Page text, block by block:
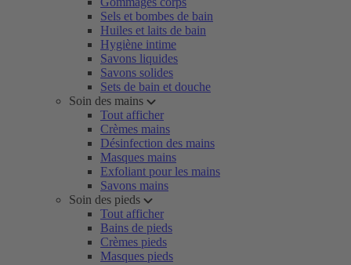
Sels et bombes de bain
Huiles et laits de bain
Hygiène intime
Savons liquides
Savons solides
Sets de bain et douche
Soin des mains
Tout afficher
Crèmes mains
Désinfection des mains
Masques mains
Exfoliant pour les mains
Savons mains
Soin des pieds
Tout afficher
Bains de pieds
Crèmes pieds
Masques pieds